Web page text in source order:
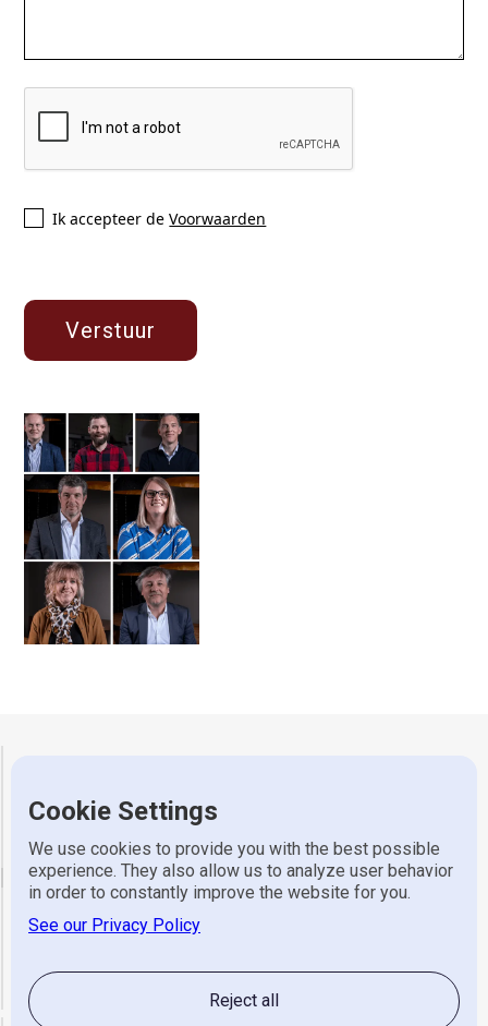
Cookie Settings
We use cookies to provide you with the best possible
experience. They also allow us to analyze user behavior
in order to constantly improve the website for you.
See our Privacy Policy
Reject all
Ik accepteer deVoorwaarden
Adres
email
Algemeen